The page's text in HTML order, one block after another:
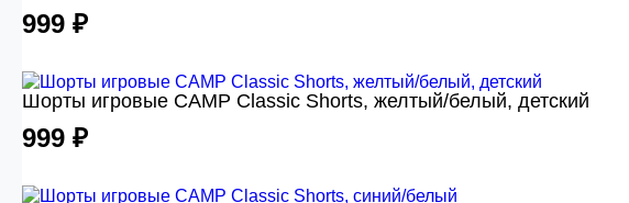
999 ₽
Шорты игровые CAMP Classic Shorts, желтый/белый, детский
999 ₽